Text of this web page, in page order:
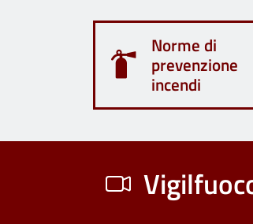
Norme di
prevenzione
incendi